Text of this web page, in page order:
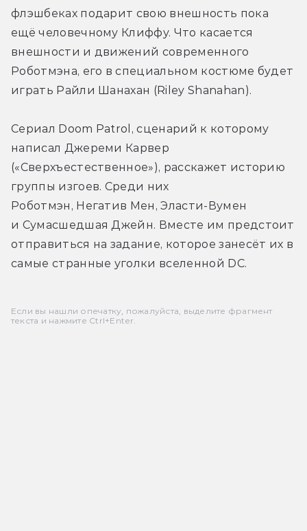
флэшбеках подарит свою внешность пока
ещё человечному Клиффу. Что касается
внешности и движений современного
Роботмэна, его в специальном костюме будет
играть Райли Шанахан (Riley Shanahan).
Сериал Doom Patrol, сценарий к которому
написал Джереми Карвер
(«Сверхъестественное»), расскажет историю
группы изгоев. Среди них
Роботмэн, Негатив Мен, Эласти-Вумен
и Сумасшедшая Джейн. Вместе им предстоит
отправиться на задание, которое занесёт их в
самые странные уголки вселенной DC.
Если вы нашли опечатку, пожалуйста, выделите фрагмент
текста и нажмите Ctrl+Enter.